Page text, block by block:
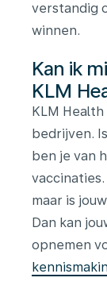
verstandig
winnen.
Kan ik
KLM
KLM
bedrijven.
ben je van
maar is
Dan kan
opnemen